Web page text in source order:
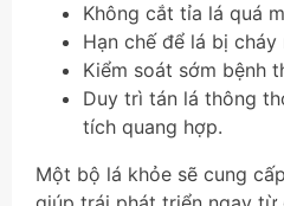
Không cắt tỉa lá quá
Hạn chế để lá bị cháy
Kiểm soát sớm bệnh
Duy trì tán lá thông
tích quang hợp.
Một bộ lá khỏe sẽ cung